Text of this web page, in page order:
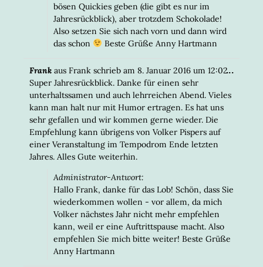
bösen Quickies geben (die gibt es nur im
Jahresrückblick), aber trotzdem Schokolade!
Also setzen Sie sich nach vorn und dann wird
das schon
Beste Grüße Anny Hartmann
Frank aus Frank schrieb am 8. Januar 2016 um 12:02
Super Jahresrückblick. Danke für einen sehr
unterhaltssamen und auch lehrreichen Abend. Vieles
kann man halt nur mit Humor ertragen. Es hat uns
sehr gefallen und wir kommen gerne wieder. Die
Empfehlung kann übrigens von Volker Pispers auf
einer Veranstaltung im Tempodrom Ende letzten
Jahres. Alles Gute weiterhin.
Administrator-Antwort:
Hallo Frank, danke für das Lob! Schön, dass Sie
wiederkommen wollen - vor allem, da mich
Volker nächstes Jahr nicht mehr empfehlen
kann, weil er eine Auftrittspause macht. Also
empfehlen Sie mich bitte weiter! Beste Grüße
Anny Hartmann
...DIESE